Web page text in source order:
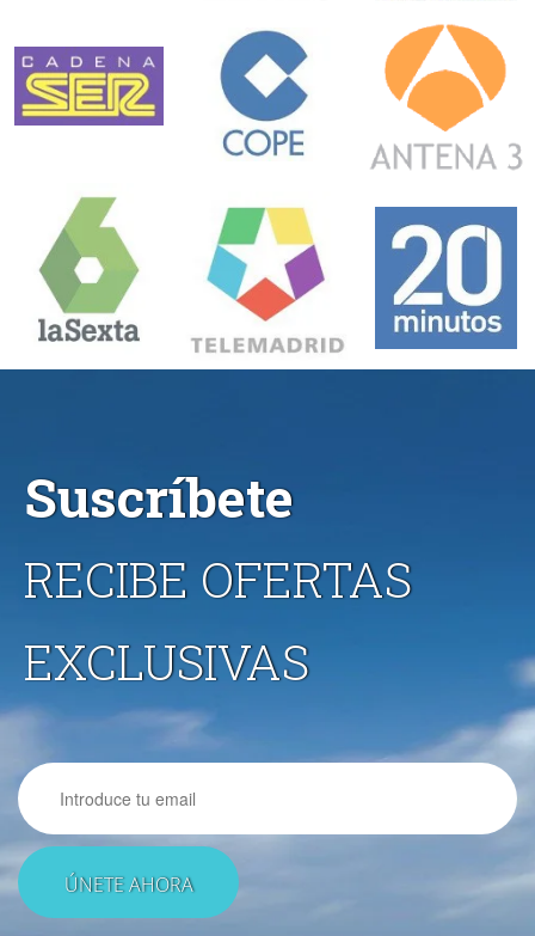
Suscríbete
RECIBE OFERTAS
EXCLUSIVAS
Email